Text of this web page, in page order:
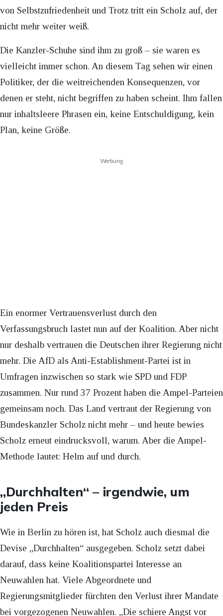
von Selbstzufriedenheit und Trotz tritt ein Scholz auf, der
nicht mehr weiter weiß.
Die Kanzler-Schuhe sind ihm zu groß – sie waren es
vielleicht immer schon. An diesem Tag sehen wir einen
Politiker, der die weitreichenden Konsequenzen, vor
denen er steht, nicht begriffen zu haben scheint. Ihm fallen
nur inhaltsleere Phrasen ein, keine Entschuldigung, kein
Plan, keine Größe.
Werbung
Ein enormer Vertrauensverlust durch den
Verfassungsbruch lastet nun auf der Koalition. Aber nicht
nur deshalb vertrauen die Deutschen ihrer Regierung nicht
mehr. Die AfD als Anti-Establishment-Partei ist in
Umfragen inzwischen so stark wie SPD und FDP
zusammen. Nur rund 37 Prozent haben die Ampel-Parteien
gemeinsam noch. Das Land vertraut der Regierung von
Bundeskanzler Scholz nicht mehr – und heute bewies
Scholz erneut eindrucksvoll, warum. Aber die Ampel-
Methode lautet: Helm auf und durch.
„Durchhalten“ – irgendwie, um
jeden Preis
Wie in Berlin zu hören ist, hat Scholz auch diesmal die
Devise „Durchhalten“ ausgegeben. Scholz setzt dabei
darauf, dass keine Koalitionspartei Interesse an
Neuwahlen hat. Viele Abgeordnete und
Regierungsmitglieder fürchten den Verlust ihrer Mandate
bei vorgezogenen Neuwahlen. „Die schiere Angst vor